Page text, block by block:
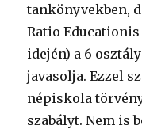
tankönyvekben,
Ratio
idején) a 6
javasolja. Ezzel
népiskola
szabályt. Nem is